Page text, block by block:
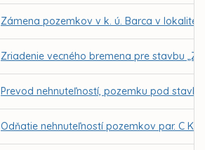
Zámena pozemkov v k. ú. Barca v lokalite
Zriadenie vecného bremena pre stavbu
Prevod nehnuteľností, pozemku pod
Odňatie nehnuteľností pozemkov par. C KN